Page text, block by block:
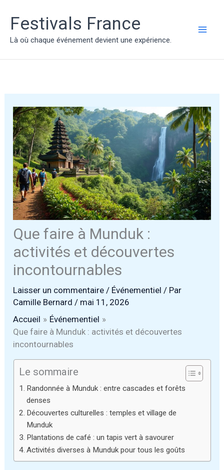
contenu
Festivals France
Là où chaque événement devient une expérience.
Que faire à Munduk :
activités et découvertes
incontournables
Laisser un commentaire / Événementiel / Par
Camille Bernard / mai 11, 2026
Accueil
Événementiel
Que faire à Munduk : activités et découvertes
incontournables
Le sommaire
Randonnée à Munduk : entre cascades et forêts
denses
Découvertes culturelles : temples et village de
Munduk
Plantations de café : un tapis vert à savourer
Activités diverses à Munduk pour tous les goûts